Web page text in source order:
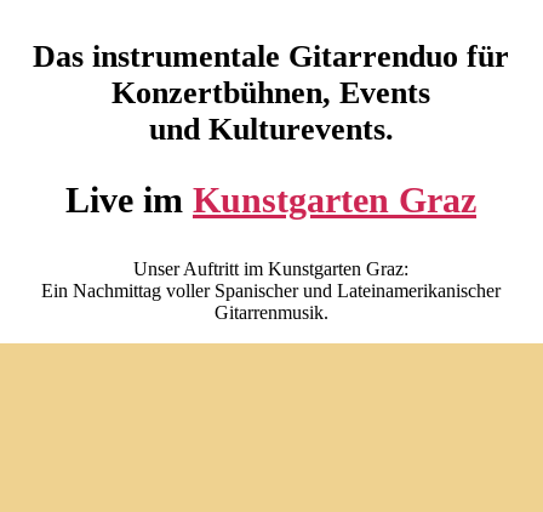
Das instrumentale Gitarrenduo für
Konzertbühnen, Events
und Kulturevents.
Live im Kunstgarten Graz
Unser Auftritt im Kunstgarten Graz:
Ein Nachmittag voller Spanischer und Lateinamerikanischer
Gitarrenmusik.